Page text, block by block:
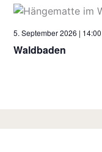
Waldbaden
5. September 2026 | 14:00